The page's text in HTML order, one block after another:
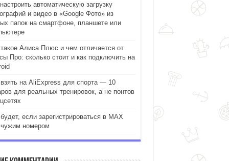
автоматическую загрузку
и видео в «Google Фото» из
папок на смартфоне, планшете или
Алиса Плюс и чем отличается от
Про: сколько стоит и как подключить на
на AliExpress для спорта — 10
для реальных тренировок, а не понтов
если зарегистрироваться в MAX
номером